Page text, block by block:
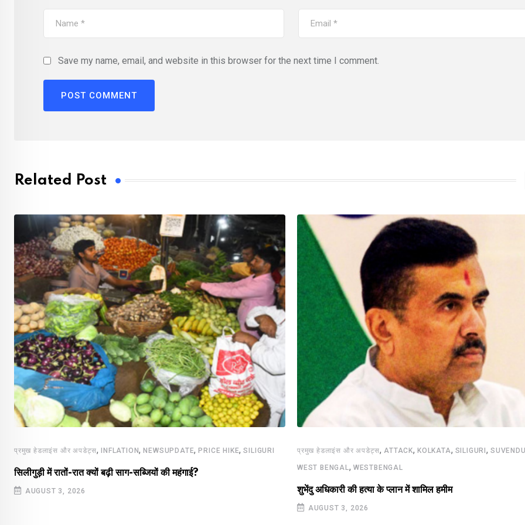
Save my name, email, and website in this browser for the next time I comment.
Related Post
प्रमुख हेडलाइंस और अपडेट्स,INFLATION,NEWSUPDATE,PRICE HIKE,SILIGURI
सिलीगुड़ी में रातों-रात क्यों बढ़ी साग-सब्जियों की महंगाई?
AUGUST 3, 2026
प्रमुख हेडलाइंस और अपडेट्स, ATTACK,KOLKATA, SILIGURI,
WEST BENGAL , WESTBENGAL
शुभेंदु अधिकारी की हत्या के प्लान में शामिल हमीम
AUGUST 3, 2026